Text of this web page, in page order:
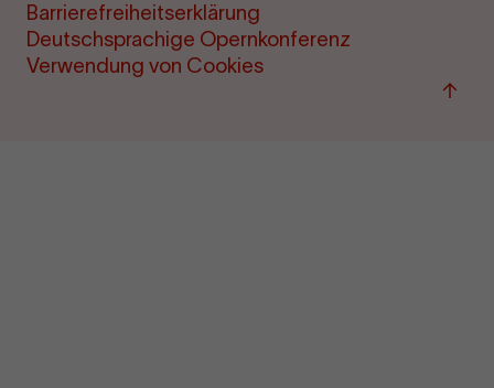
Barrierefreiheitserklärung
Deutschsprachige Opernkonferenz
Verwendung von Cookies
Back